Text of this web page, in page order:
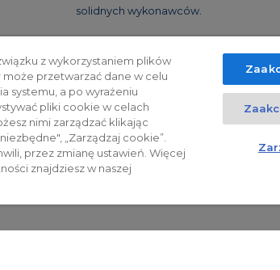
solidnych wykonawców.
Polityka prywatności
Wszystkie prawa zastrzeżone. Powyższa
jako ostateczne projekty realizacyjne,
oraz innych
z wykorzystaniem plików
przetwarzać dane w celu
systemu, a po wyrażeniu
pliki cookie w celach
nimi zarządzać klikając
„Zarządzaj cookie”.
przez zmianę ustawień. Więcej
znajdziesz w naszej